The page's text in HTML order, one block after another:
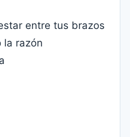
entre tus brazos
la razón